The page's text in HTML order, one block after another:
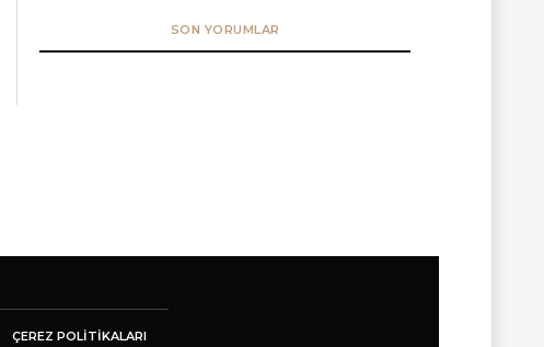
SON YORUMLAR
ÇEREZ POLITIKALARI